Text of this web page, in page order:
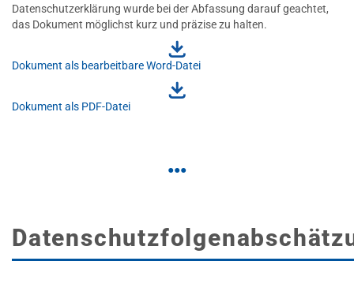
Datenschutzerklärung wurde bei der Abfassung darauf geachtet,
das Dokument möglichst kurz und präzise zu halten.
Dokument als bearbeitbare Word-Datei
Dokument als PDF-Datei